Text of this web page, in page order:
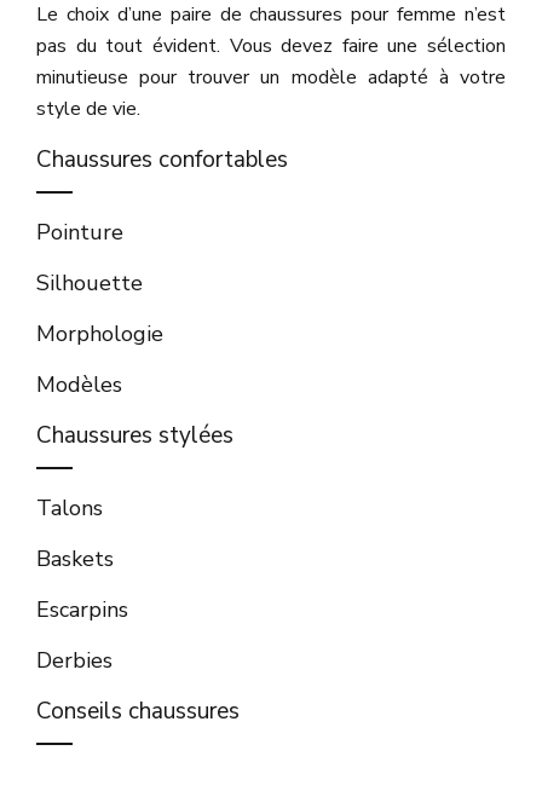
Le choix d’une paire de chaussures pour femme n’est
pas du tout évident. Vous devez faire une sélection
minutieuse pour trouver un modèle adapté à votre
style de vie.
Chaussures confortables
Pointure
Silhouette
Morphologie
Modèles
Chaussures stylées
Talons
Baskets
Escarpins
Derbies
Conseils chaussures